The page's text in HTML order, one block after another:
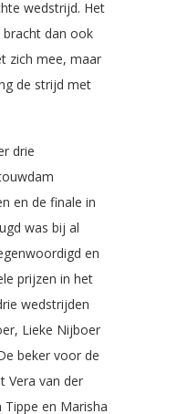
wedstrijd. Het
dan ook
zich mee, maar
de strijd met
drie
en de finale in
was bij al
en
prijzen in het
wedstrijden
Lieke Nijboer
beker voor de
Vera van der
en Marisha